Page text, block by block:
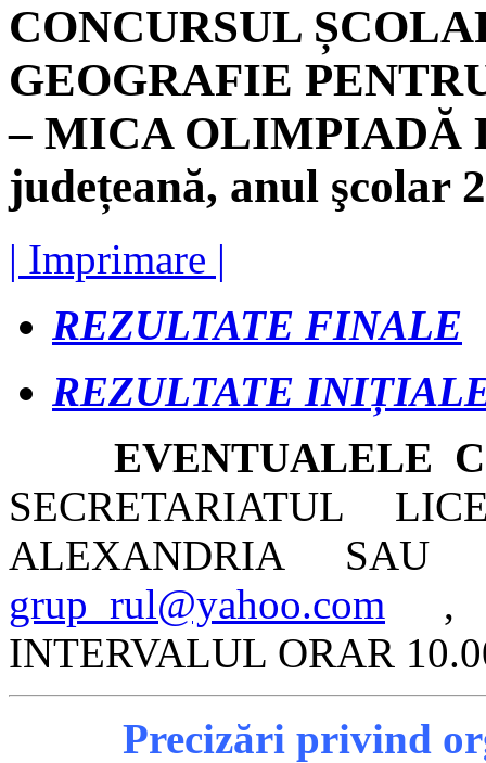
CONCURSUL
GEOGRAFIE
– MICA OLIMPIADĂ
județeană, anul şcolar
| Imprimare |
REZULTATE FINALE
REZULTATE
EVENTUALELE
SECRETARIATUL
ALEXANDRIA
grup_rul@yahoo.com ,
INTERVALUL ORAR
Precizări privind